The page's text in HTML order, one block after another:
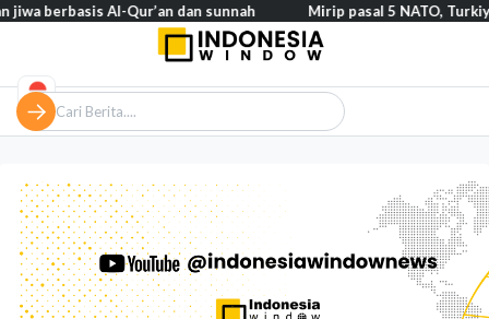
Al-Qur’an dan sunnah Mirip pasal 5 NATO, Turkiye